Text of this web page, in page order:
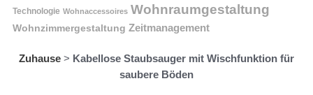
Technologie Wohnaccessoires Wohnraumgestaltung
Wohnzimmergestaltung Zeitmanagement
Zuhause > Kabellose Staubsauger mit Wischfunktion für
saubere Böden